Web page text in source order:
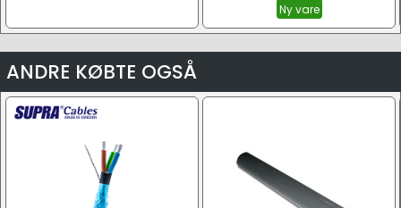
Ny vare
ANDRE KØBTE OGSÅ